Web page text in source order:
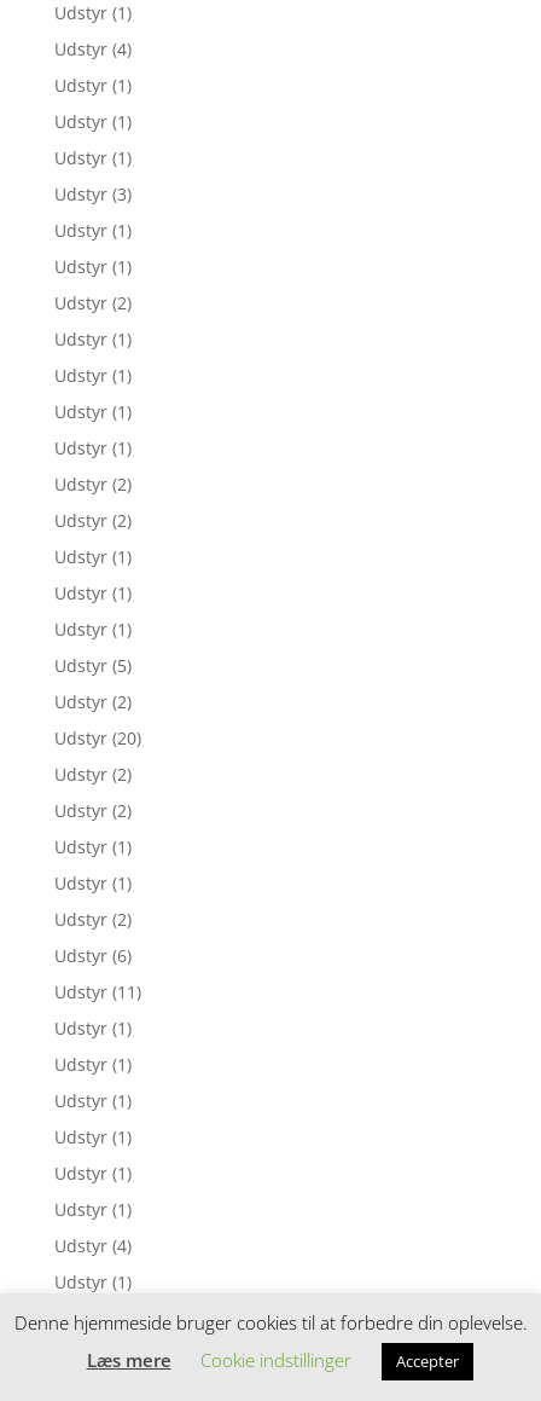
Udstyr (1)
Udstyr (4)
Udstyr (1)
Udstyr (1)
Udstyr (1)
Udstyr (3)
Udstyr (1)
Udstyr (1)
Udstyr (2)
Udstyr (1)
Udstyr (1)
Udstyr (1)
Udstyr (1)
Udstyr (2)
Udstyr (2)
Udstyr (1)
Udstyr (1)
Udstyr (1)
Udstyr (5)
Udstyr (2)
Udstyr (20)
Udstyr (2)
Udstyr (2)
Udstyr (1)
Udstyr (1)
Udstyr (2)
Udstyr (6)
Udstyr (11)
Udstyr (1)
Udstyr (1)
Udstyr (1)
Udstyr (1)
Udstyr (1)
Udstyr (1)
Udstyr (4)
Udstyr (1)
Udstyr (2)
Udstyr (1)
Denne hjemmeside bruger cookies til at forbedre din oplevelse.
Læs mere
Cookie indstillinger Accepter